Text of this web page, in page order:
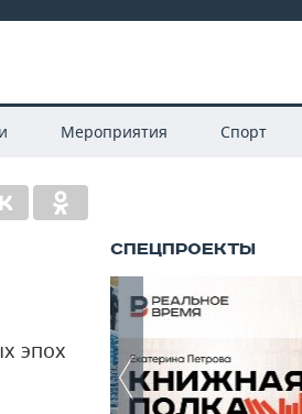
Мероприятия Спорт
эпох